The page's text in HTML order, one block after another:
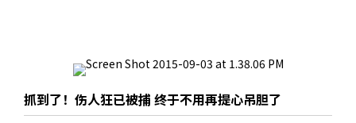
抓到了！伤人狂已被捕 终于不用再提心吊胆了